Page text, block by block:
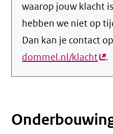
waarop jouw klacht
hebben we niet op
Dan kan je contact
dommel.nl/klacht
.